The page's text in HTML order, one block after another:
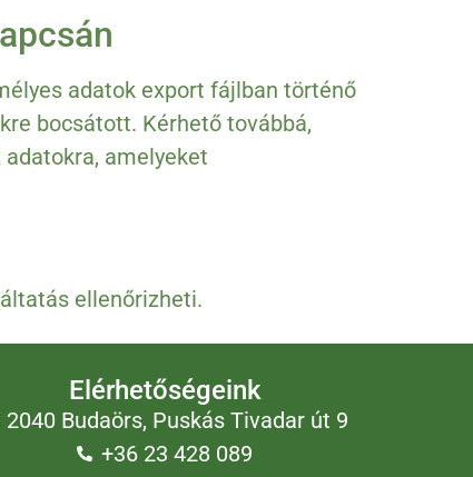
adatok export fájlban történő
bocsátott. Kérhető továbbá,
amelyeket
ellenőrizheti.
Elérhetőségeink
2040 Budaörs, Puskás Tivadar út 9
+36 23 428 089